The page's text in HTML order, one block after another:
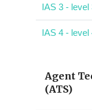
IAS 3 - level
IAS 4 - level
Agent
(ATS)